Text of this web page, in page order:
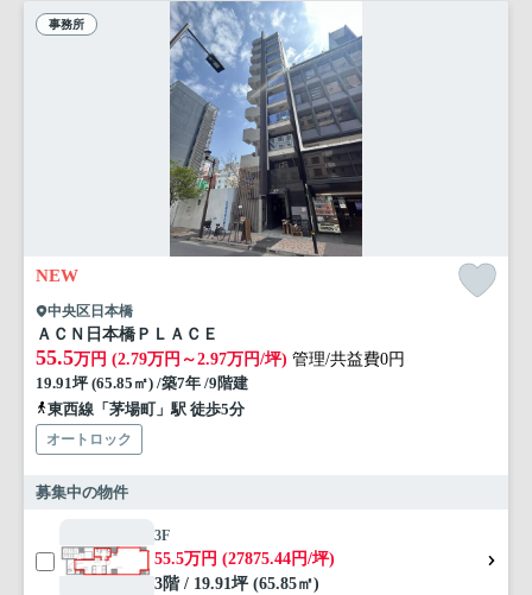
事務所
NEW
中央区日本橋
ＡＣＮ日本橋ＰＬＡＣＥ
55.5万円 (2.79万円～2.97万円/坪) 管理/共益費0円
19.91坪 (65.85㎡) /築7年 /9階建
東西線「茅場町」駅 徒歩5分
オートロック
募集中の物件
3F
55.5万円 (27875.44円/坪)
3階 / 19.91坪 (65.85㎡)